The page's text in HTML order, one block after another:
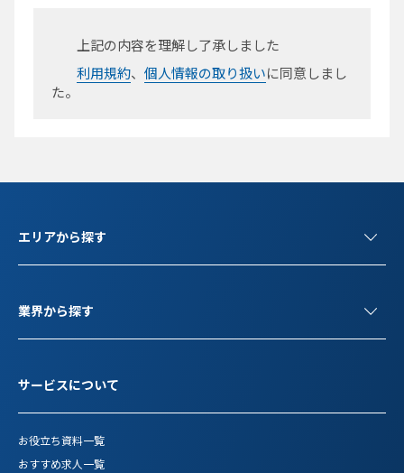
上記の内容を理解し了承しました
利用規約、 個人情報の取り扱いに同意しまし
た。
エリアから探す
業界から探す
サービスについて
お役立ち資料一覧
おすすめ求人一覧